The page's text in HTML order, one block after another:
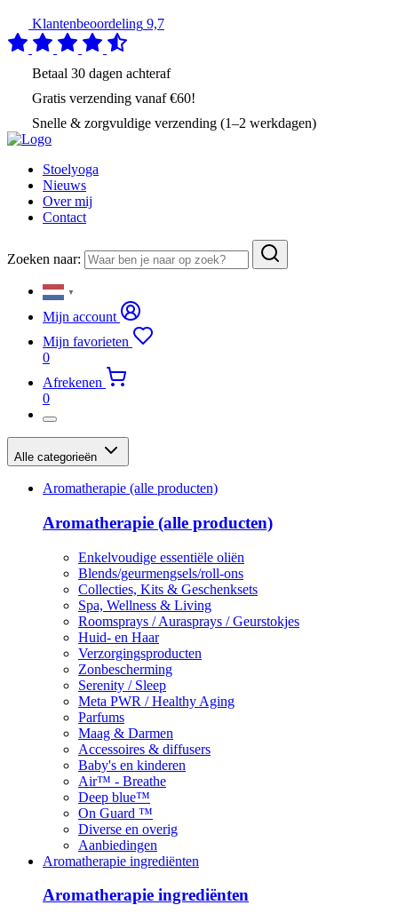
Klantenbeoordeling 9,7
Betaal 30 dagen achteraf
Gratis verzending vanaf €60!
Snelle & zorgvuldige verzending (1–2 werkdagen)
Stoelyoga
Nieuws
Over mij
Contact
Zoeken naar:
▼
Mijn account
Mijn favorieten
0
Afrekenen
0
Alle categorieën
Aromatherapie (alle producten)
Aromatherapie (alle producten)
Enkelvoudige essentiële oliën
Blends/geurmengsels/roll-ons
Collecties, Kits & Geschenksets
Spa, Wellness & Living
Roomsprays / Aurasprays / Geurstokjes
Huid- en Haar
Verzorgingsproducten
Zonbescherming
Serenity / Sleep
Meta PWR / Healthy Aging
Parfums
Maag & Darmen
Accessoires & diffusers
Baby's en kinderen
Air™ - Breathe
Deep blue™
On Guard ™
Diverse en overig
Aanbiedingen
Aromatherapie ingrediënten
Aromatherapie ingrediënten